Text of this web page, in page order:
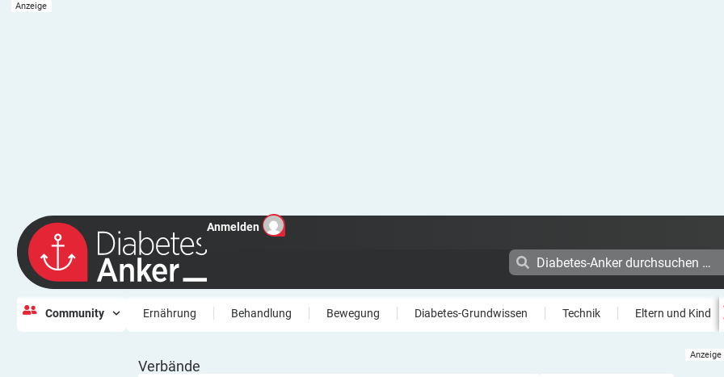
Anmelden
Community Ernährung Behandlung Bewegung Diabetes-Grundwissen Technik Eltern und Kind
Verbände